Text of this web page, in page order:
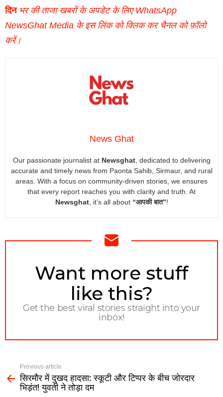
दिनभर की ताजा खबरों के अपडेट के लिए WhatsApp
NewsGhat Media के इस लिंक को क्लिक कर चैनल को फ़ॉलो
करें।
News Ghat
Our passionate journalist at Newsghat, dedicated to delivering
accurate and timely news from Paonta Sahib, Sirmaur, and rural
areas. With a focus on community-driven stories, we ensures
that every report reaches you with clarity and truth. At
Newsghat, it’s all about “आपकी बात”!
NEWSLETTER
Want more stuff
like this?
Get the best viral stories straight into your
inbox!
Previous article
सिरमौर में दुखद हादसा: स्कूटी और टिप्पर के बीच जोरदार
भिड़ंत! युवती ने तोड़ा दम